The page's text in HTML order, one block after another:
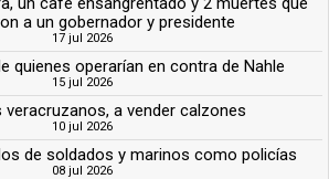
a un gobernador y presidente
17 jul 2026
quienes operarían en contra de Nahle
15 jul 2026
veracruzanos, a vender calzones
10 jul 2026
de soldados y marinos como policías
08 jul 2026